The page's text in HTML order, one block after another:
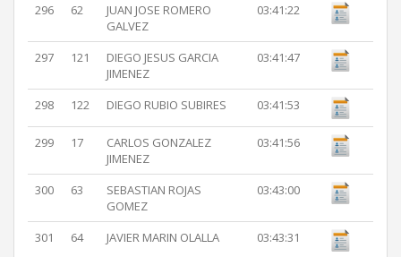
296 62
JUAN JOSE ROMERO
GALVEZ
03:41:22
297 121
DIEGO JESUS GARCIA
JIMENEZ
03:41:47
298 122 DIEGO RUBIO SUBIRES 03:41:53
299 17
CARLOS GONZALEZ
JIMENEZ
03:41:56
300 63
SEBASTIAN ROJAS
GOMEZ
03:43:00
301 64 JAVIER MARIN OLALLA 03:43:31